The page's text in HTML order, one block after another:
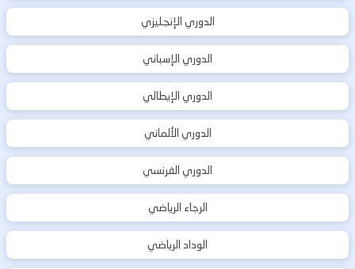
الدوري الإنجليزي
الدوري الإسباني
الدوري الإيطالي
الدوري الألماني
الدوري الفرنسي
الرجاء الرياضي
الوداد الرياضي